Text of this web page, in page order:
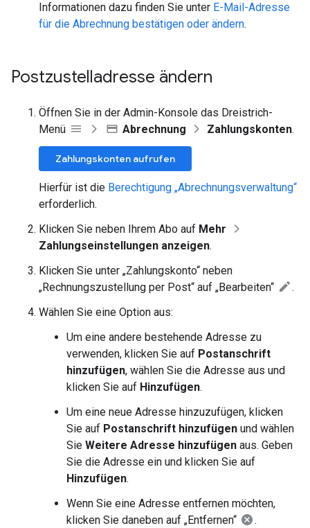
Informationen dazu finden Sie unter E-Mail-Adresse
für die Abrechnung bestätigen oder ändern.
Postzustelladresse ändern
Öffnen Sie in der Admin-Konsole das Dreistrich-
Menü
Abrechnung Zahlungskonten.
Zahlungskonten aufrufen
Hierfür ist die Berechtigung „Abrechnungsverwaltung“
erforderlich.
Klicken Sie neben Ihrem Abo auf Mehr
Zahlungseinstellungen anzeigen.
Klicken Sie unter „Zahlungskonto“ neben
„Rechnungszustellung per Post“ auf „Bearbeiten“
.
Wählen Sie eine Option aus:
Um eine andere bestehende Adresse zu
verwenden, klicken Sie auf Postanschrift
hinzufügen, wählen Sie die Adresse aus und
klicken Sie auf Hinzufügen.
Um eine neue Adresse hinzuzufügen, klicken
Sie auf Postanschrift hinzufügen und wählen
Sie Weitere Adresse hinzufügen aus. Geben
Sie die Adresse ein und klicken Sie auf
Hinzufügen.
Wenn Sie eine Adresse entfernen möchten,
klicken Sie daneben auf „Entfernen“
.